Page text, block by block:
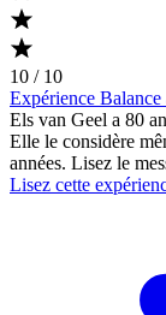
10 / 10
Expérience
Els van Geel a 80
Elle le considère
années. Lisez le
Lisez cette